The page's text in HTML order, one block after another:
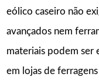
eólico caseiro não
avançados nem
materiais podem ser
em lojas de